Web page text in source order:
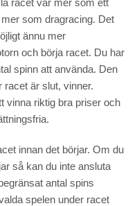
racet var mer som ett
som dragracing. Det
ännu mer
och börja racet. Du har
spinn att använda. Den
racet är slut, vinner.
vinna riktig bra priser och
innan det börjar. Om du
så kan du inte ansluta
antal spins
spelen under racet